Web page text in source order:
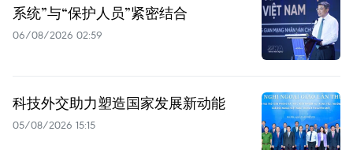
系统”与“保护人员”紧密结合
06/08/2026 02:59
科技外交助力塑造国家发展新动能
05/08/2026 15:15